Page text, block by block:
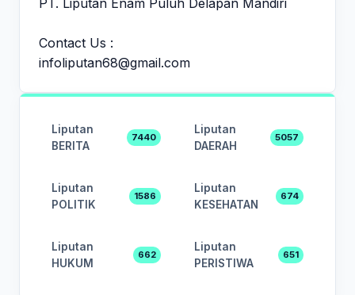
Contact Us :
infoliputan68@gmail.com
Liputan
BERITA
7440
Liputan
DAERAH
5057
Liputan
POLITIK
1586
Liputan
KESEHATAN
674
Liputan
HUKUM
662
Liputan
PERISTIWA
651